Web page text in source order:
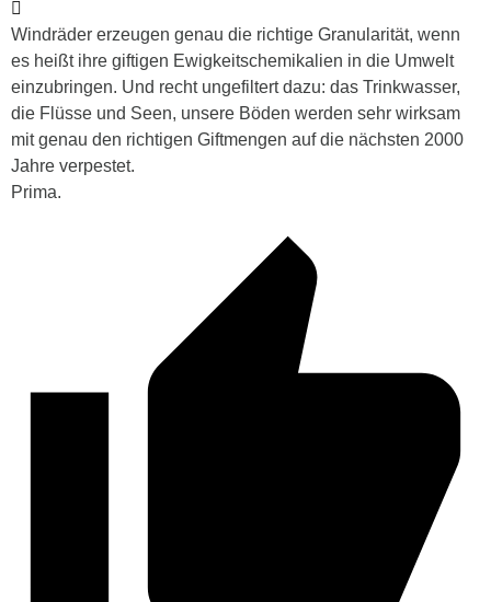
Windräder erzeugen genau die richtige Granularität, wenn
es heißt ihre giftigen Ewigkeitschemikalien in die Umwelt
einzubringen. Und recht ungefiltert dazu: das Trinkwasser,
die Flüsse und Seen, unsere Böden werden sehr wirksam
mit genau den richtigen Giftmengen auf die nächsten 2000
Jahre verpestet.
Prima.